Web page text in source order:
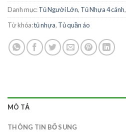
Danh mục:Tủ Người Lớn, Tủ Nhựa 4 cánh,
Từ khóa:tủ nhựa, Tủ quần áo
MÔ TẢ
THÔNG TIN BỔ SUNG